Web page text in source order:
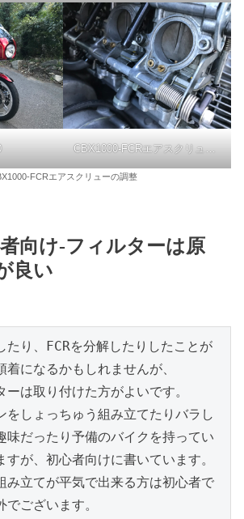
CBX1000-FCRエアスクリュー調整
FCRエアスクリューの調整
向け-フィルターは原
良い
たり、FCRを分解したりしたことが
になるかもしれませんが、
は取り付けた方がよいです。
をしょっちゅう組み立てたりバラし
味だったり予備のバイクを持ってい
すが、初心者向けに書いています。
み立てが平気で出来る方は初心者で
ございます。